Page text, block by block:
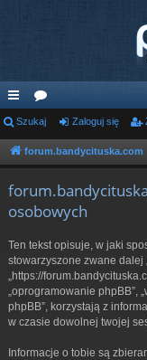
ię
ce
or
a
Szukaj Zaloguj się
forum.bandycituska.com
osobowych
Ten tekst opisuje, w jaki
stowarzyszone zwane dalej
„https://
„oprogramowanie phpBB”,
phpBB”, korzystają z
w czasie dowolnej twojej
Informacje o tobie są